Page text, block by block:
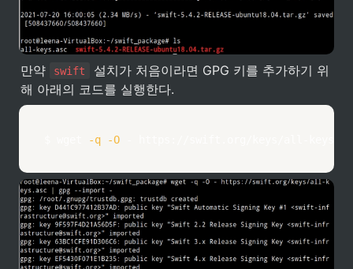
만약 swift
설치가 처음이라면 GPG 키를 추가하기 위
해 아래의 코드를 실행한다.
-q -O